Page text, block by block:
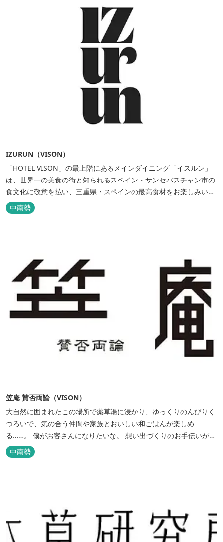
IZURUN（VISON）
「HOTEL VISON」の最上階にあるメインダイニング「イスルン」
は、世界一の美食の街と知られるスペイン・サンセバスチャン市の
食文化に敬意を払い、三重県・スペインの最高食材をお楽しみいた
中南勢
笠庵 賛否両論（VISON）
大自然に囲まれたこの場所で薬草湯に浸かり、ゆっくりのんびりく
つろいで、気の合う仲間や家族とおいしい和ごはんが楽しめ
る……。 僕がお客さんになりたいな。 想い出づくりのお手伝いがで
きたらいいな。 「笠庵」はそんなマスター笠原の思いが詰まった、
「腕・舌・遊び心」をモットーに繰り広げる日本料理...
中南勢